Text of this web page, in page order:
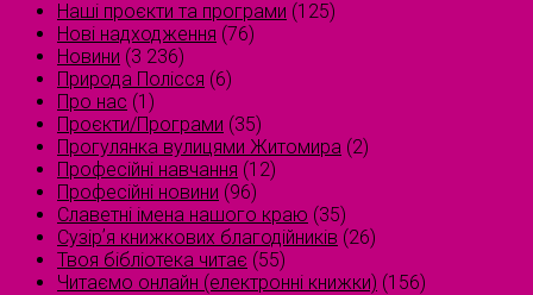
Наші проєкти та програми (125)
Нові надходження (76)
Новини (3 236)
Природа Полісся (6)
Про нас (1)
Проєкти/Програми (35)
Прогулянка вулицями Житомира (2)
Професійні навчання (12)
Професійні новини (96)
Славетні імена нашого краю (35)
Сузірʼя книжкових благодійників (26)
Твоя бібліотека читає (55)
Читаємо онлайн (електронні книжки) (156)